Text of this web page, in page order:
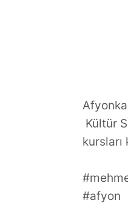
Kültür
#afyon